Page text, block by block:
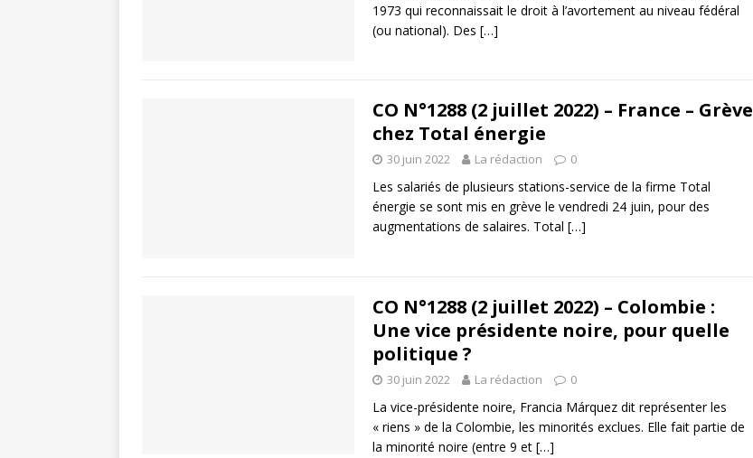
1973 qui reconnaissait le droit à l’avortement au niveau fédéral
(ou national). Des […]
CO N°1288 (2 juillet 2022) – France – Grève
chez Total énergie
30 juin 2022 La rédaction 0
Les salariés de plusieurs stations-service de la firme Total
énergie se sont mis en grève le vendredi 24 juin, pour des
augmentations de salaires. Total […]
CO N°1288 (2 juillet 2022) – Colombie :
Une vice présidente noire, pour quelle
politique ?
30 juin 2022 La rédaction 0
La vice-présidente noire, Francia Márquez dit représenter les
« riens » de la Colombie, les minorités exclues. Elle fait partie de
la minorité noire (entre 9 et […]